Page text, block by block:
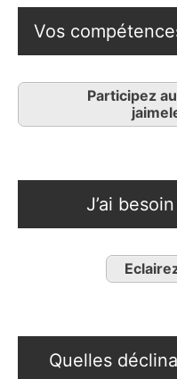
Vos
Participez
J’ai
Quelles